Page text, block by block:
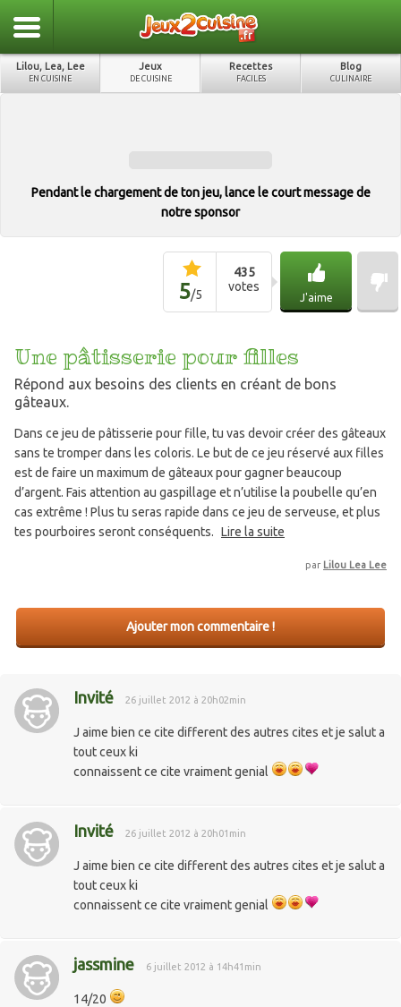
Lilou, Lea, Lee
EN CUISINE
Jeux
DE CUISINE
Recettes
FACILES
Blog
CULINAIRE
Pendant le chargement de ton jeu, lance le court message de
notre sponsor
5/5
435
votes
J'aime
Une pâtisserie pour filles
Répond aux besoins des clients en créant de bons
gâteaux.
Dans ce jeu de pâtisserie pour fille, tu vas devoir créer des gâteaux
sans te tromper dans les coloris. Le but de ce jeu réservé aux filles
est de faire un maximum de gâteaux pour gagner beaucoup
d’argent. Fais attention au gaspillage et n’utilise la poubelle qu’en
cas extrême ! Plus tu seras rapide dans ce jeu de serveuse, et plus
tes pourboires seront conséquents. Lire la suite
par Lilou Lea Lee
Ajouter mon commentaire !
Invité 26 juillet 2012 à 20h02min
J aime bien ce cite different des autres cites et je salut a
tout ceux ki
connaissent ce cite vraiment genial
Invité 26 juillet 2012 à 20h01min
J aime bien ce cite different des autres cites et je salut a
tout ceux ki
connaissent ce cite vraiment genial
jassmine 6 juillet 2012 à 14h41min
14/20